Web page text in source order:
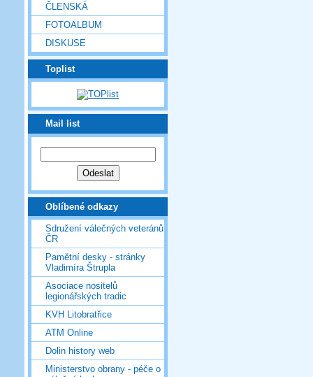
ČLENSKÁ
FOTOALBUM
DISKUSE
Toplist
Mail list
Oblíbené odkazy
Sdružení válečných veteránů
ČR
Pamětní desky - stránky
Vladimíra Štrupla
Asociace nositelů
legionářských tradic
KVH Litobratřice
ATM Online
Dolin history web
Ministerstvo obrany - péče o